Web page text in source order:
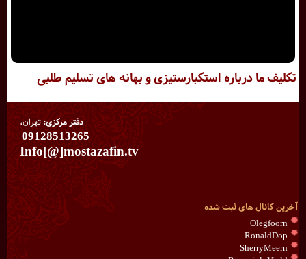
تکلیف ما درباره استکبارستیزی و بهانه های تسلیم طلبی
دفتر مرکزی:تهران،
09128513265
Info[@]mostazafin.tv
آخرین کانال های ثبت شده
Olegfoorn
RonaldDop
SherryMeern